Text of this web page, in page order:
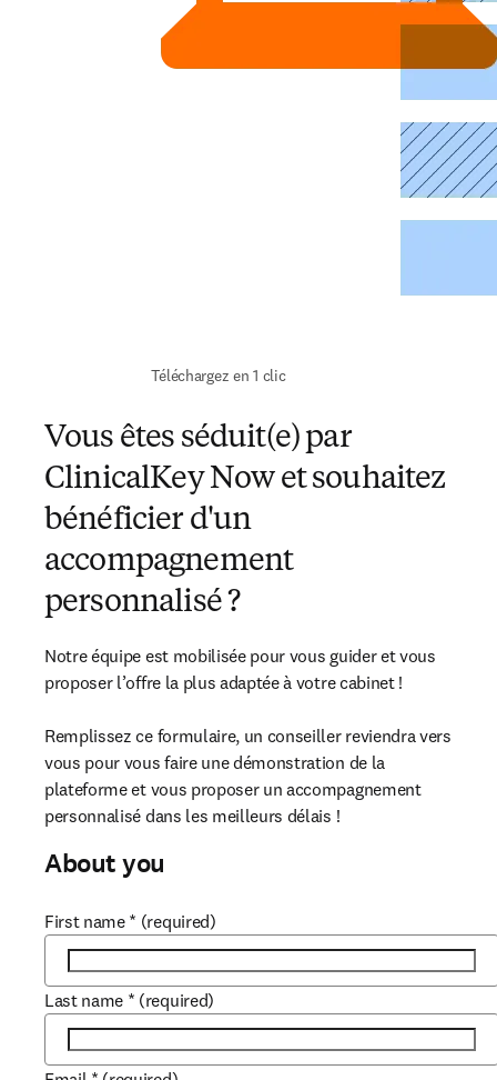
Téléchargez en 1 clic
Vous êtes séduit(e) par
ClinicalKey Now et souhaitez
bénéficier d'un
accompagnement
personnalisé ?
Notre équipe est mobilisée pour vous guider et vous
proposer l’offre la plus adaptée à votre cabinet !
Remplissez ce formulaire, un conseiller reviendra vers
vous pour vous faire une démonstration de la
plateforme et vous proposer un accompagnement
personnalisé dans les meilleurs délais !
About you
First name * (required)
Last name * (required)